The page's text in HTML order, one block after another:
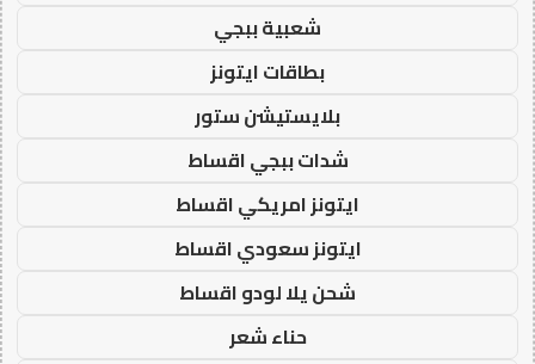
شعبية ببجي
بطاقات ايتونز
بلايستيشن ستور
شدات ببجي اقساط
ايتونز امريكي اقساط
ايتونز سعودي اقساط
شحن يلا لودو اقساط
حناء شعر